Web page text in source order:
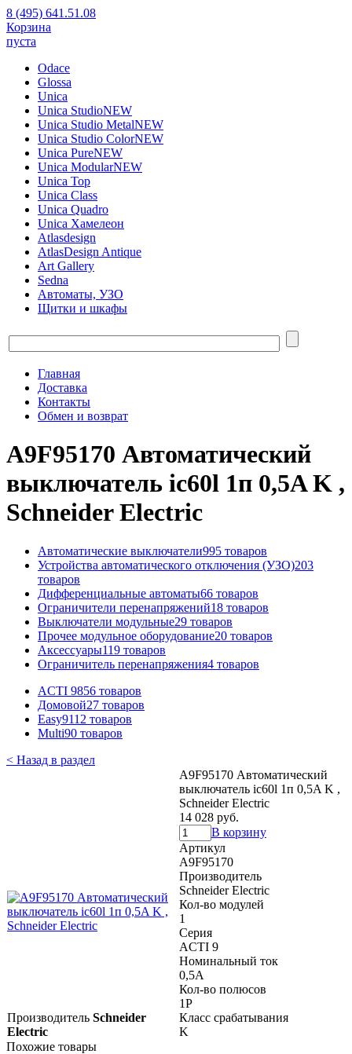
8 (495) 641.51.08
Корзина
пуста
Odace
Glossa
Unica
Unica StudioNEW
Unica Studio MetalNEW
Unica Studio ColorNEW
Unica PureNEW
Unica ModularNEW
Unica Top
Unica Class
Unica Quadro
Unica Хамелеон
Atlasdesign
AtlasDesign Antique
Art Gallery
Sedna
Автоматы, УЗО
Щитки и шкафы
Главная
Доставка
Контакты
Обмен и возврат
A9F95170 Автоматический
выключатель ic60l 1п 0,5A K ,
Schneider Electric
Автоматические выключатели995 товаров
Устройства автоматического отключения (УЗО)203
товаров
Дифференциальные автоматы66 товаров
Ограничители перенапряжений18 товаров
Выключатели модульные29 товаров
Прочее модульное оборудование20 товаров
Аксессуары119 товаров
Ограничитель перенапряжения4 товаров
ACTI 9856 товаров
Домовой27 товаров
Easy9112 товаров
Multi90 товаров
< Назад в раздел
A9F95170 Автоматический
выключатель ic60l 1п 0,5A K ,
Schneider Electric
14 028 руб.
В корзину
Артикул
A9F95170
Производитель
Schneider Electric
Кол-во модулей
1
Серия
ACTI 9
Номинальный ток
0,5A
Кол-во полюсов
1P
Класс срабатывания
K
Производитель Schneider
Electric
Похожие товары